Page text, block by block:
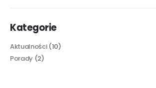
Kategorie
Aktualności(10)
Porady (2)